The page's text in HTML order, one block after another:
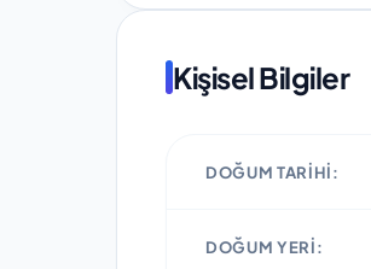
Kişisel Bilgiler
DOĞUM TARIHI:
DOĞUM YERI: